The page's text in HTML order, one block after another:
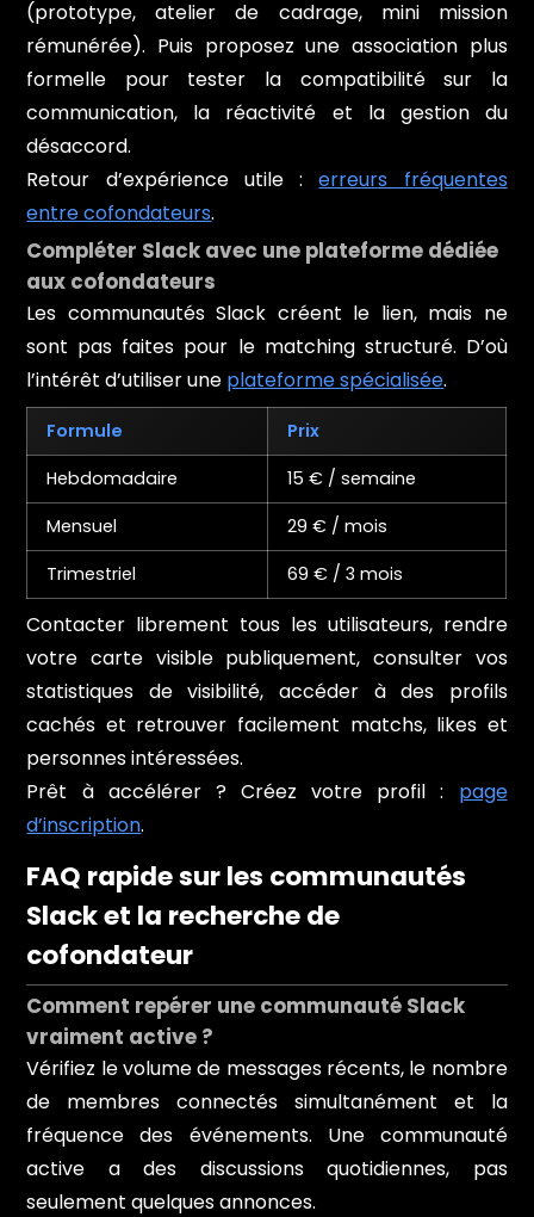
(prototype, atelier de cadrage, mini mission
rémunérée). Puis proposez une association plus
formelle pour tester la compatibilité sur la
communication, la réactivité et la gestion du
désaccord.
Retour d’expérience utile :erreurs fréquentes
entre cofondateurs.
Compléter Slack avec une plateforme dédiée
aux cofondateurs
Les communautés Slack créent le lien, mais ne
sont pas faites pour le matching structuré. D’où
l’intérêt d’utiliser une plateforme spécialisée.
Formule
Prix
Hebdomadaire
15 € / semaine
Mensuel
29 € / mois
Trimestriel
69 € / 3 mois
Contacter librement tous les utilisateurs, rendre
votre carte visible publiquement, consulter vos
statistiques de visibilité, accéder à des profils
cachés et retrouver facilement matchs, likes et
personnes intéressées.
Prêt à accélérer ? Créez votre profil : page
d’inscription.
FAQ rapide sur les communautés
Slack et la recherche de
cofondateur
Comment repérer une communauté Slack
vraiment active ?
Vérifiez le volume de messages récents, le nombre
de membres connectés simultanément et la
fréquence des événements. Une communauté
active a des discussions quotidiennes, pas
seulement quelques annonces.